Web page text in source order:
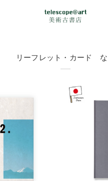
リーフレット・カード